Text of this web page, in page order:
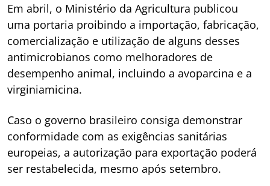
Em abril, o Ministério da Agricultura publicou
uma portaria proibindo a importação, fabricação,
comercialização e utilização de alguns desses
antimicrobianos como melhoradores de
desempenho animal, incluindo a avoparcina e a
virginiamicina.
Caso o governo brasileiro consiga demonstrar
conformidade com as exigências sanitárias
europeias, a autorização para exportação poderá
ser restabelecida, mesmo após setembro.